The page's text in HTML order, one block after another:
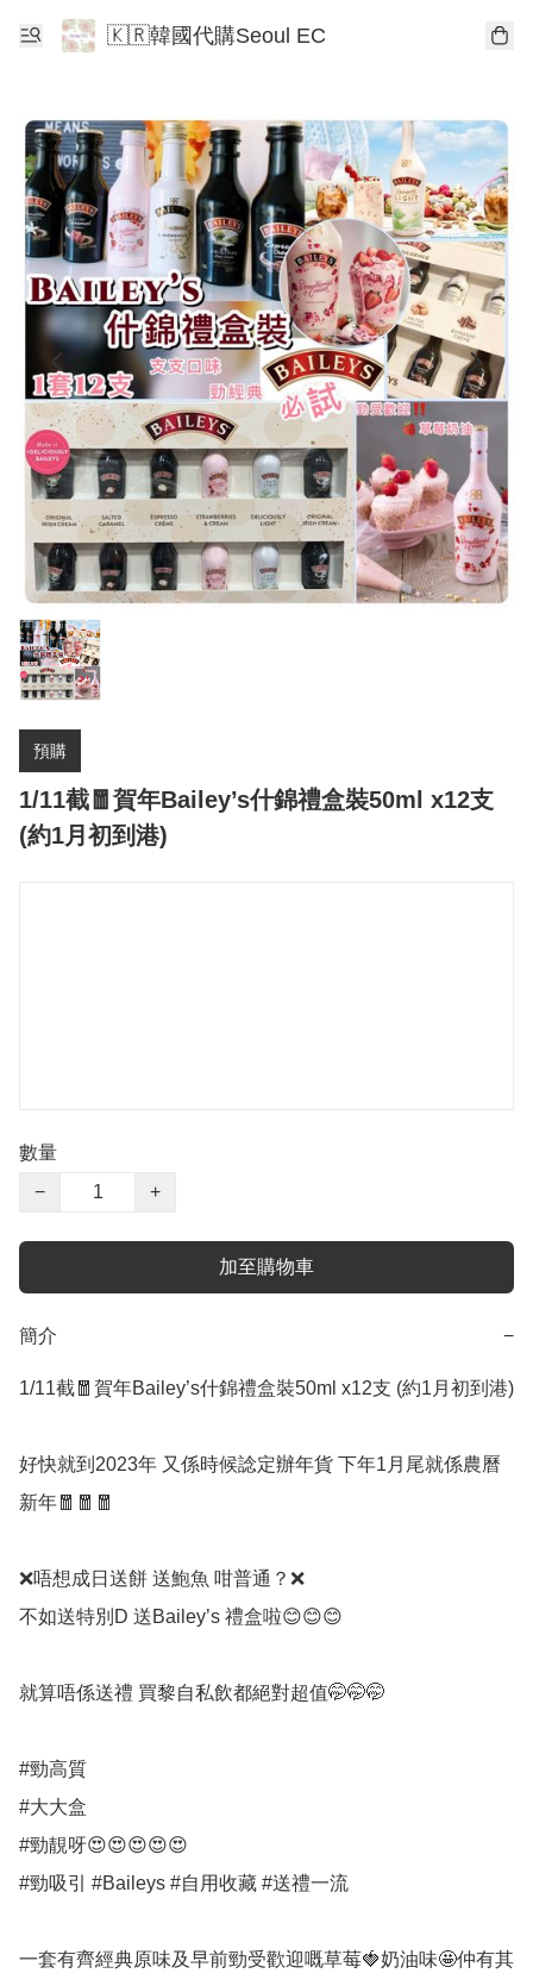
🇰🇷韓國代購Seoul EC
預購
1/11截🧧賀年Bailey’s什錦禮盒裝50ml x12支
(約1月初到港)
數量
−
+
加至購物車
簡介 −
1/11截🧧賀年Bailey’s什錦禮盒裝50ml x12支 (約1月初到港)
好快就到2023年 又係時候諗定辦年貨 下年1月尾就係農曆
新年🧧🧧🧧
❌唔想成日送餅 送鮑魚 咁普通？❌
不如送特別D 送Bailey’s 禮盒啦😊😊😊
就算唔係送禮 買黎自私飲都絕對超值🤭🤭🤭
#勁高質
#大大盒
#勁靚呀😍😍😍😍😍
#勁吸引 #Baileys #自用收藏 #送禮一流
一套有齊經典原味及早前勁受歡迎嘅草莓🍓奶油味🤩仲有其